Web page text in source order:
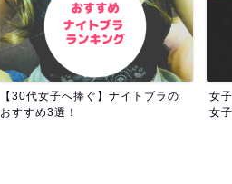
女子トイレって何故いつも並ぶの？
女子ってトイレ長すぎない...
『
る